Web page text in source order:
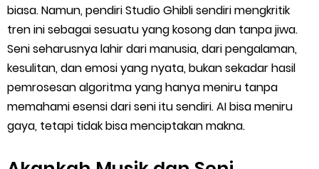
biasa. Namun, pendiri Studio Ghibli sendiri mengkritik
tren ini sebagai sesuatu yang kosong dan tanpa jiwa.
Seni seharusnya lahir dari manusia, dari pengalaman,
kesulitan, dan emosi yang nyata, bukan sekadar hasil
pemrosesan algoritma yang hanya meniru tanpa
memahami esensi dari seni itu sendiri. AI bisa meniru
gaya, tetapi tidak bisa menciptakan makna.